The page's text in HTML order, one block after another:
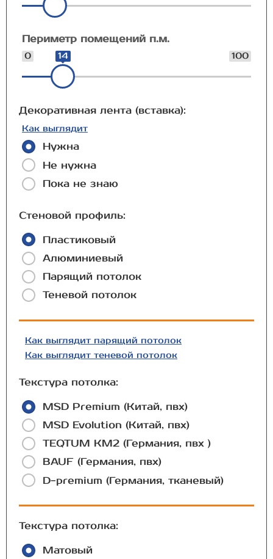
Периметр помещений п.м.
0 100
14
Декоративная лента (вставка):
Как выглядит
Нужна
Не нужна
Пока не знаю
Стеновой профиль:
Пластиковый
Алюминиевый
Парящий потолок
Теневой потолок
Как выглядит парящий потолок
Как выглядит теневой потолок
Текстура потолка:
MSD Premium (Китай, пвх)
MSD Evolution (Китай, пвх)
TEQTUM КМ2 (Германия, пвх )
BAUF (Германия, пвх)
D-premium (Германия, тканевый)
Текстура потолка:
Матовый